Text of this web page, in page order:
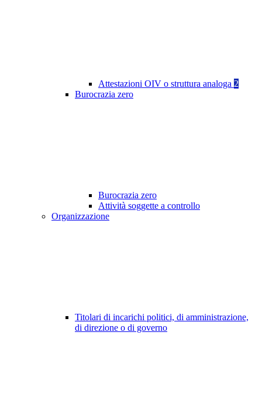
Attestazioni OIV o struttura analoga 2
Burocrazia zero
Burocrazia zero
Attività soggette a controllo
Organizzazione
Titolari di incarichi politici, di amministrazione,
di direzione o di governo